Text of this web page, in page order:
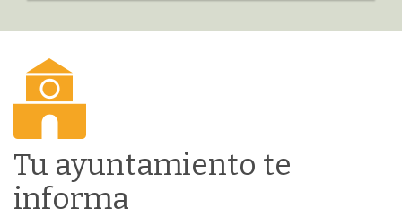
Tu ayuntamiento te
informa